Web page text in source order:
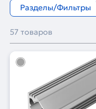
Разделы/Фильтры
57 товаров